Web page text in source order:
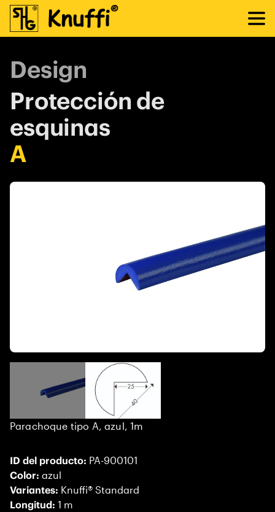
Design
Protección de
esquinas
A
Parachoque tipo A, azul, 1m
ID del producto: PA-900101
Color: azul
Variantes: Knuffi® Standard
Longitud: 1 m